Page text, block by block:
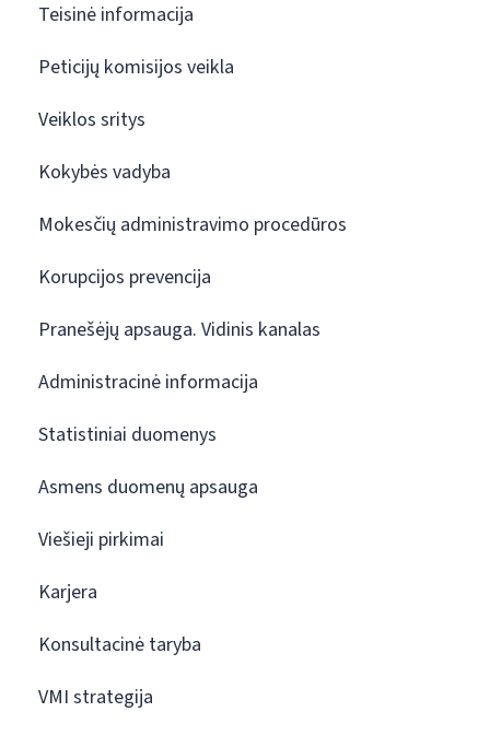
Teisinė informacija
Peticijų komisijos veikla
Veiklos sritys
Kokybės vadyba
Mokesčių administravimo procedūros
Korupcijos prevencija
Pranešėjų apsauga. Vidinis kanalas
Administracinė informacija
Statistiniai duomenys
Asmens duomenų apsauga
Viešieji pirkimai
Karjera
Konsultacinė taryba
VMI strategija